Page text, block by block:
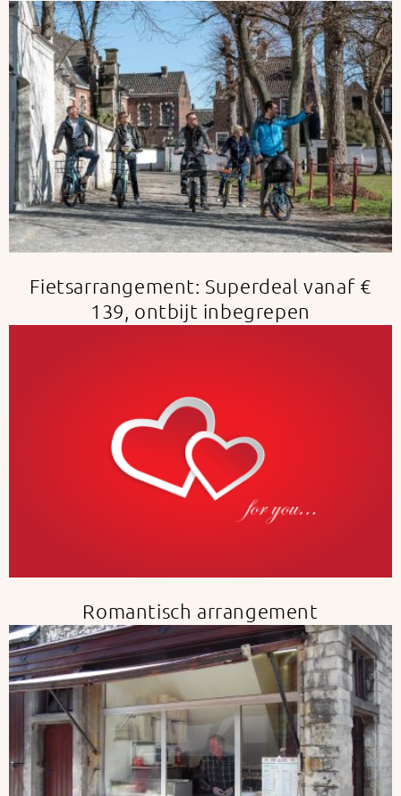
Fietsarrangement: Superdeal vanaf €
139, ontbijt inbegrepen
Romantisch arrangement